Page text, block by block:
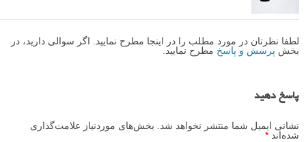
لطفا نظرتان در مورد مطلب را در اینجا مطرح نمایید. اگر سوالی دارید، در
بخش پرسش و پاسخ مطرح نمایید.
پاسخ دهید
نشانی ایمیل شما منتشر نخواهد شد.
بخش‌های موردنیاز علامت‌گذاری
شده‌اند *